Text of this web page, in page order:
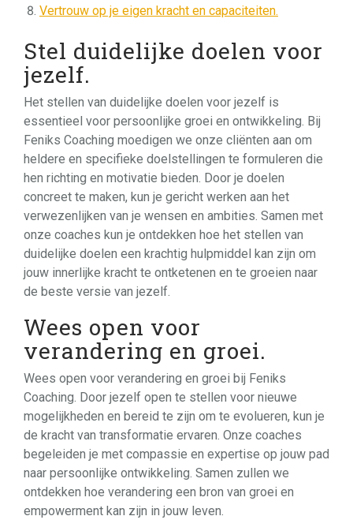
Vertrouw op je eigen kracht en capaciteiten.
Stel duidelijke doelen voor
jezelf.
Het stellen van duidelijke doelen voor jezelf is
essentieel voor persoonlijke groei en ontwikkeling. Bij
Feniks Coaching moedigen we onze cliënten aan om
heldere en specifieke doelstellingen te formuleren die
hen richting en motivatie bieden. Door je doelen
concreet te maken, kun je gericht werken aan het
verwezenlijken van je wensen en ambities. Samen met
onze coaches kun je ontdekken hoe het stellen van
duidelijke doelen een krachtig hulpmiddel kan zijn om
jouw innerlijke kracht te ontketenen en te groeien naar
de beste versie van jezelf.
Wees open voor
verandering en groei.
Wees open voor verandering en groei bij Feniks
Coaching. Door jezelf open te stellen voor nieuwe
mogelijkheden en bereid te zijn om te evolueren, kun je
de kracht van transformatie ervaren. Onze coaches
begeleiden je met compassie en expertise op jouw pad
naar persoonlijke ontwikkeling. Samen zullen we
ontdekken hoe verandering een bron van groei en
empowerment kan zijn in jouw leven.